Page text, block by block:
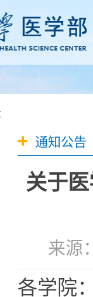
通知公告
关于
来源
各学院